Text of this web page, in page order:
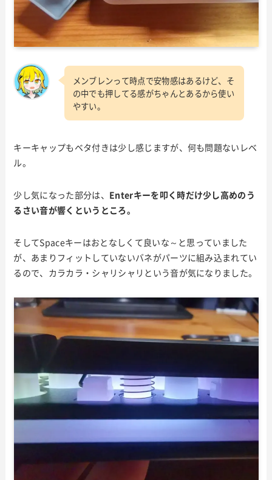
メンブレンって時点で安物感はあるけど、そ
の中でも押してる感がちゃんとあるから使い
やすい。
キーキャップもベタ付きは少し感じますが、何も問題ないレベ
ル。
少し気になった部分は、 Enterキーを叩く時だけ少し高めのう
るさい音が響くというところ。
そしてSpaceキーはおとなしくて良いな～と思っていました
が、あまりフィットしていないバネがパーツに組み込まれてい
るので、カラカラ・シャリシャリという音が気になりました。